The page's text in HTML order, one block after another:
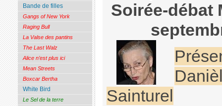
Soirée-débat
Sainturel
Bande de filles
Gangs of New York
Raging Bull
La Valse des pantins
The Last Walz
Alice n’est plus ici
Mean Streets
Boxcar Bertha
White Bird
Le Sel de la terre